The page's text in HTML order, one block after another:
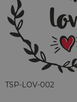
TSP-LOV-002